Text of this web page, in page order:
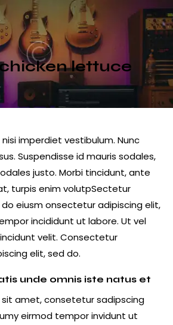
lettuce
imperdiet vestibulum. Nunc
Suspendisse id mauris sodales,
justo. Morbi tincidunt, ante
turpis enim volutpSectetur
eiusm onsectetur adipiscing elit,
incididunt ut labore. Ut vel
velit. Consectetur
elit, sed do.
unde omnis iste natus et
sit amet, consetetur sadipscing
eirmod tempor invidunt ut